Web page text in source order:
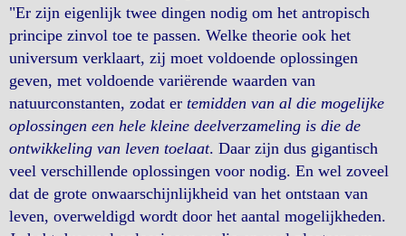
"Er zijn eigenlijk twee dingen nodig om het antropisch
principe zinvol toe te passen. Welke theorie ook het
universum verklaart, zij moet voldoende oplossingen
geven, met voldoende variërende waarden van
natuurconstanten, zodat er temidden van al die mogelijke
oplossingen een hele kleine deelverzameling is die de
ontwikkeling van leven toelaat. Daar zijn dus gigantisch
veel verschillende oplossingen voor nodig. En wel zoveel
dat de grote onwaarschijnlijkheid van het ontstaan van
leven, overweldigd wordt door het aantal mogelijkheden.